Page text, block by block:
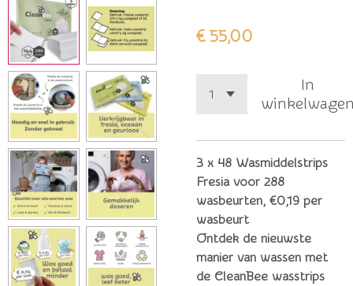
€ 55,00
In
3 x 48 Wasmiddelstrips
Fresia voor 288
wasbeurten, €0,19 per
wasbeurt
Ontdek de nieuwste
manier van wassen met
de CleanBee wasstrips